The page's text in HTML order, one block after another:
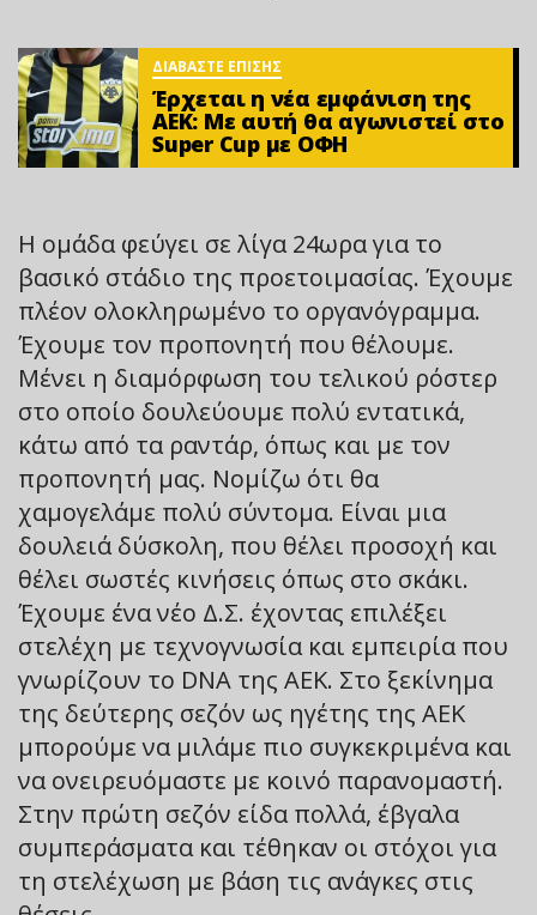
ΔΙΑΒΑΣΤΕ ΕΠΙΣΗΣ
Έρχεται η νέα εμφάνιση της
ΑΕΚ: Με αυτή θα αγωνιστεί στο
Super Cup με ΟΦΗ
Η ομάδα φεύγει σε λίγα 24ωρα για το
βασικό στάδιο της προετοιμασίας. Έχουμε
πλέον ολοκληρωμένο το οργανόγραμμα.
Έχουμε τον προπονητή που θέλουμε.
Μένει η διαμόρφωση του τελικού ρόστερ
στο οποίο δουλεύουμε πολύ εντατικά,
κάτω από τα ραντάρ, όπως και με τον
προπονητή μας. Νομίζω ότι θα
χαμογελάμε πολύ σύντομα. Είναι μια
δουλειά δύσκολη, που θέλει προσοχή και
θέλει σωστές κινήσεις όπως στο σκάκι.
Έχουμε ένα νέο Δ.Σ. έχοντας επιλέξει
στελέχη με τεχνογνωσία και εμπειρία που
γνωρίζουν το DNA της ΑΕΚ. Στο ξεκίνημα
της δεύτερης σεζόν ως ηγέτης της ΑΕΚ
μπορούμε να μιλάμε πιο συγκεκριμένα και
να ονειρευόμαστε με κοινό παρανομαστή.
Στην πρώτη σεζόν είδα πολλά, έβγαλα
συμπεράσματα και τέθηκαν οι στόχοι για
τη στελέχωση με βάση τις ανάγκες στις